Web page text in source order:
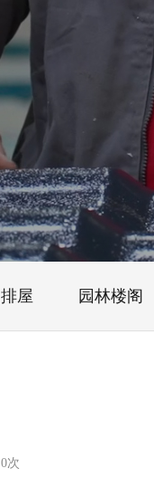
排屋 园林楼阁
0次